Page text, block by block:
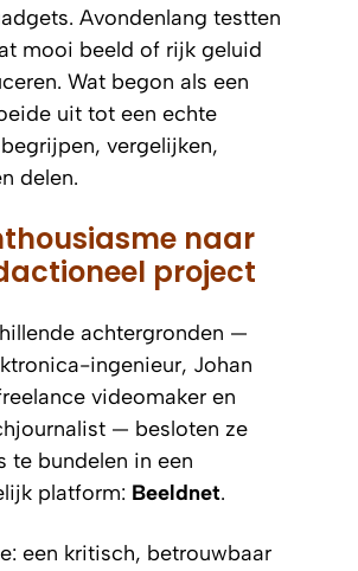
Avondenlang testten
mooi beeld of rijk geluid
Wat begon als een
uit tot een echte
vergelijken,
delen.
naar
project
achtergronden —
ingenieur, Johan
videomaker en
— besloten ze
te bundelen in een
platform: Beeldnet.
een kritisch, betrouwbaar